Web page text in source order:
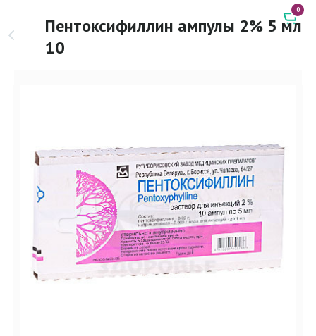
Пентоксифиллин ампулы 2% 5 мл
10
0